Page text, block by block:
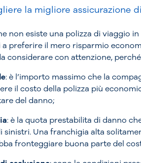
la migliore assicurazione
non esiste una polizza di viaggio
preferire il mero risparmio
considerare con attenzione,
: è l’importo massimo che la
il costo della polizza più
del danno;
: è la quota prestabilita di danno
sinistri. Una franchigia alta
fronteggiare buona parte del